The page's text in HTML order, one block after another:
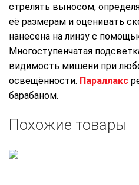
стрелять выносом,
её размерам и оценивать
нанесена на линзу с
Многоступенчатая
видимость мишени при
освещённости. Параллакс
барабаном.
Похожие товары